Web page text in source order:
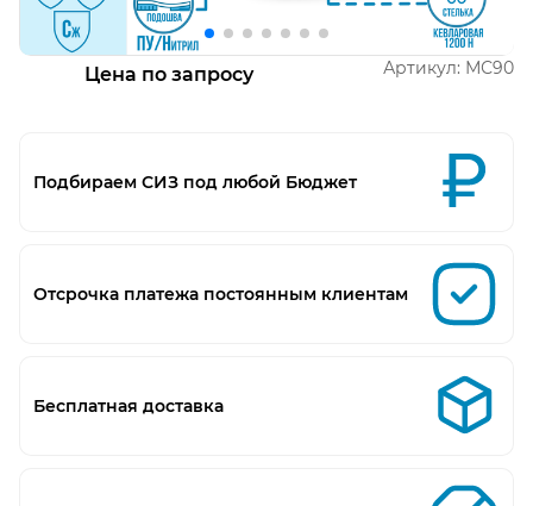
Открыть изображение
Цена по запросу Артикул: МС90
Подбираем СИЗ под любой Бюджет
Отсрочка платежа постоянным клиентам
Бесплатная доставка